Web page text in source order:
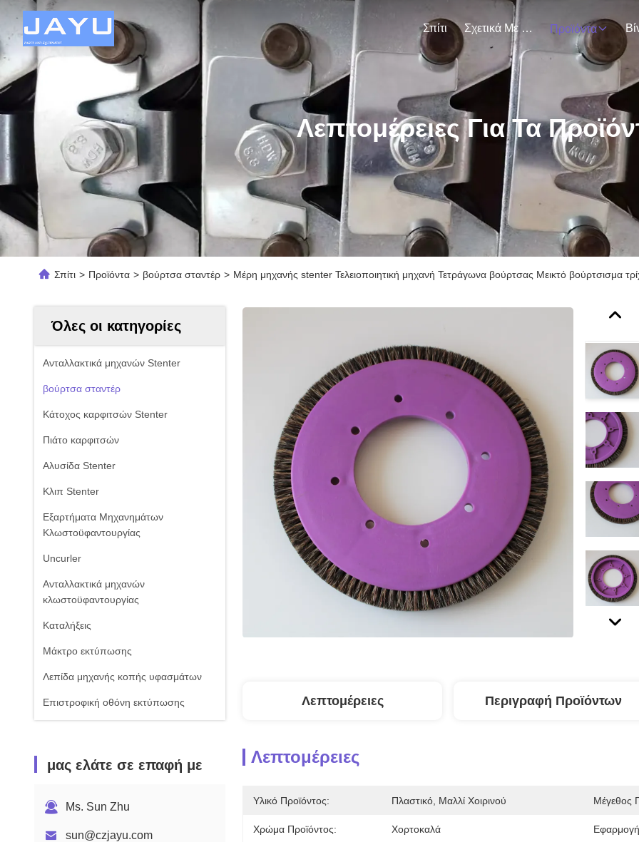
Σπίτι Σχετικά Με Εμάς Προϊόντα
Λεπτομέρειες Για Τα
Σπίτι > Προϊόντα > βούρτσα σταντέρ > Μέρη μηχανής stenter Τελειοποιητική μηχανή Τετράγωνα βούρτσας Μεικτό βούρτσισμα
Όλες οι κατηγορίες
Ανταλλακτικά μηχανών Stenter
βούρτσα σταντέρ
Κάτοχος καρφιτσών Stenter
Πιάτο καρφιτσών
Αλυσίδα Stenter
Κλιπ Stenter
Εξαρτήματα Μηχανημάτων
Κλωστοϋφαντουργίας
Uncurler
Ανταλλακτικά μηχανών
κλωστοϋφαντουργίας
Καταλήξεις
Μάκτρο εκτύπωσης
Λεπίδα μηχανής κοπής υφασμάτων
Επιστροφική οθόνη εκτύπωσης
μας ελάτε σε επαφή με
Ms. Sun Zhu
sun@czjayu.com
Λεπτομέρειες Περιγραφή Προϊόντων
Λεπτομέρειες
Υλικό Προϊόντος: Πλαστικό, Μαλλί Χοιρινού Μέγεθος
Χρώμα Προϊόντος: Χορτοκαλά